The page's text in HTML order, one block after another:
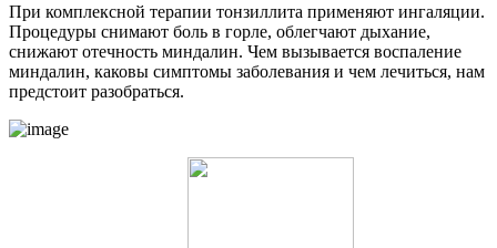
При комплексной терапии тонзиллита применяют ингаляции.
Процедуры снимают боль в горле, облегчают дыхание,
снижают отечность миндалин. Чем вызывается воспаление
миндалин, каковы симптомы заболевания и чем лечиться, нам
предстоит разобраться.